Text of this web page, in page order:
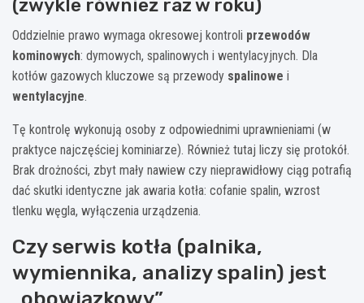
(zwykle również raz w roku)
Oddzielnie prawo wymaga okresowej kontroli przewodów
kominowych: dymowych, spalinowych i wentylacyjnych. Dla
kotłów gazowych kluczowe są przewody spalinowe i
wentylacyjne.
Tę kontrolę wykonują osoby z odpowiednimi uprawnieniami (w
praktyce najczęściej kominiarze). Również tutaj liczy się protokół.
Brak drożności, zbyt mały nawiew czy nieprawidłowy ciąg potrafią
dać skutki identyczne jak awaria kotła: cofanie spalin, wzrost
tlenku węgla, wyłączenia urządzenia.
Czy serwis kotła (palnika,
wymiennika, analizy spalin) jest